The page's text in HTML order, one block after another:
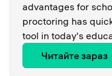
advantages for
proctoring has
tool in today's
Читайте зараз